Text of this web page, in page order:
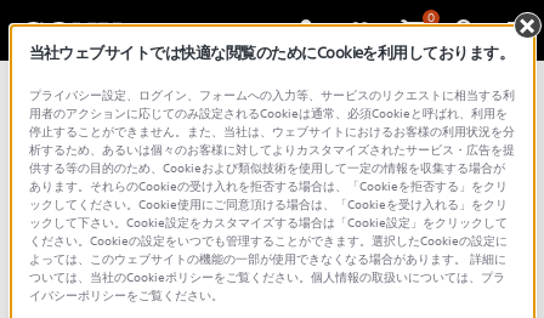
0
カメラの機能と使いかた
HEIF形式の特徴
ILCE-7RM6
当社ウェブサイトでは快適な閲覧のためにCookieを利用しております。
プライバシー設定、ログイン、フォームへの入力等、サービスのリクエストに相当する利
用者のアクションに応じてのみ設定されるCookieは通常、必須Cookieと呼ばれ、利用を
停止することができません。また、当社は、ウェブサイトにおけるお客様の利用状況を分
析するため、あるいは個々のお客様に対してよりカスタマイズされたサービス・広告を提
供する等の目的のため、Cookieおよび類似技術を使用して一定の情報を収集する場合が
あります。それらのCookieの受け入れを拒否する場合は、「Cookieを拒否する」をクリ
ックしてください。Cookie使用にご同意頂ける場合は、「Cookieを受け入れる」をクリ
ックして下さい。Cookie設定をカスタマイズする場合は「Cookie設定」をクリックして
ください。Cookieの設定をいつでも管理することができます。選択したCookieの設定に
よっては、このウェブサイトの機能の一部が使用できなくなる場合があります。 詳細に
ついては、当社のCookieポリシーをご覧ください。個人情報の取扱いについては、プラ
イバシーポリシーをご覧ください。